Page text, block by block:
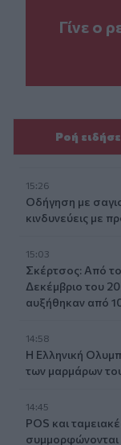
Γίνε ο
Ροή
15:26
Οδήγηση με
κινδυνεύεις με
15:03
Σκέρτσος: Από
Δεκέμβριο του
αυξήθηκαν από
14:58
Η Ελληνική
των μαρμάρων
14:45
POS και
συμμορφώνονται